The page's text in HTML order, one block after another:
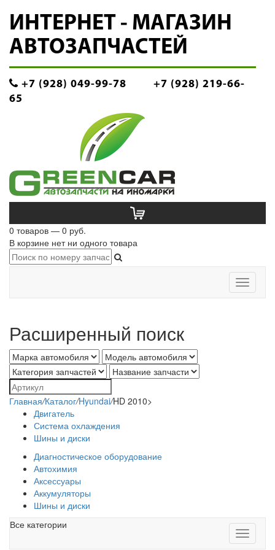
ИНТЕРНЕТ - МАГАЗИН
АВТОЗАПЧАСТЕЙ
+7 (928) 049-99-78
+7 (928) 219-66-
65
0 товаров — 0 руб.
В корзине нет ни одного товара
Toggle
Расширенный поиск
Главная/Каталог/Hyundai/HD 2010>
Двигатель
Система охлаждения
Шины и диски
Диагностическое оборудование
Автохимия
Аксессуары
Аккумуляторы
Шины и диски
Toggle
Все категории